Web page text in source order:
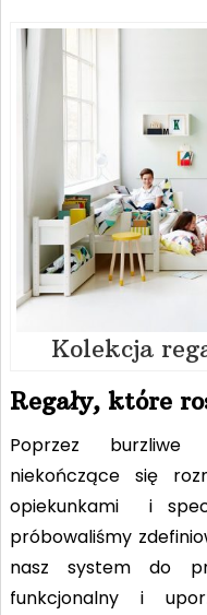
Kolekcja
Regały, które
Poprzez
niekończące się
opiekunkami i
próbowaliśmy
nasz system do
funkcjonalny i